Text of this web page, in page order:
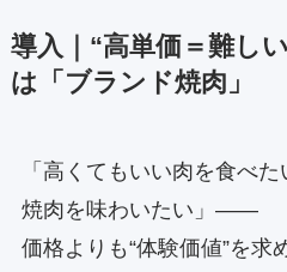
導入｜“高単価＝難し
は「ブランド焼肉」
「高くてもいい肉を食べ
焼肉を味わいたい」――
価格よりも“体験価値”を求